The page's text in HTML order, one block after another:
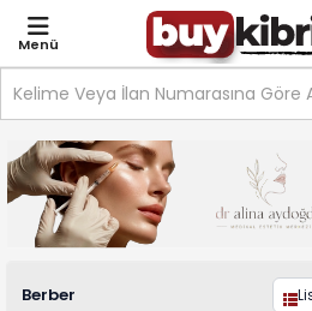
Menü
Hizmetler
Berber